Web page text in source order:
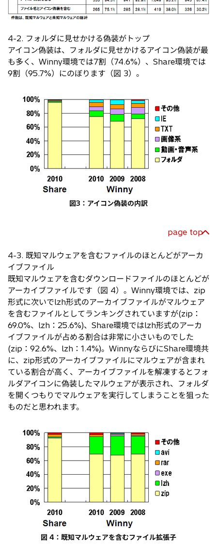
4-2. フォルダに見せかける偽装がトップ
アイコン偽装は、フォルダに見せかけるアイコン偽装が最
も多く、Winny環境では7割（74.6%）、Share環境では
9割（95.7%）にのぼります（図 3）。
図3：アイコン偽装の内訳
page top
4-3. 既知マルウェアを含むファイルのほとんどがアーカ
イブファイル
既知マルウェアを含むダウンロードファイルのほとんどが
アーカイブファイルです（図 4）。Winny環境では、zip
形式に次いでlzh形式のアーカイブファイルがマルウェア
を含むファイルとしてランキングされていますが(zip：
69.0%、lzh：25.6%)、Share環境ではlzh形式のアーカ
イブファイルが占める割合は非常に小さいものでした
(zip：92.6%、lzh：1.4%)。WinnyならびにShare環境共
に、zip形式のアーカイブファイルにマルウェアが含まれ
ている割合が高く、アーカイブファイルを解凍するとフォ
ルダアイコンに偽装したマルウェアが表示され、フォルダ
を開くつもりでマルウェアを実行してしまうことを狙った
ものだと思われます。
図 4：既知マルウェアを含むファイル拡張子